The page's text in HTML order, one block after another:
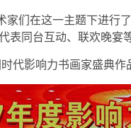
家们在这一主题下进行
表同台互动、联欢晚宴
代影响力书画家盛典作